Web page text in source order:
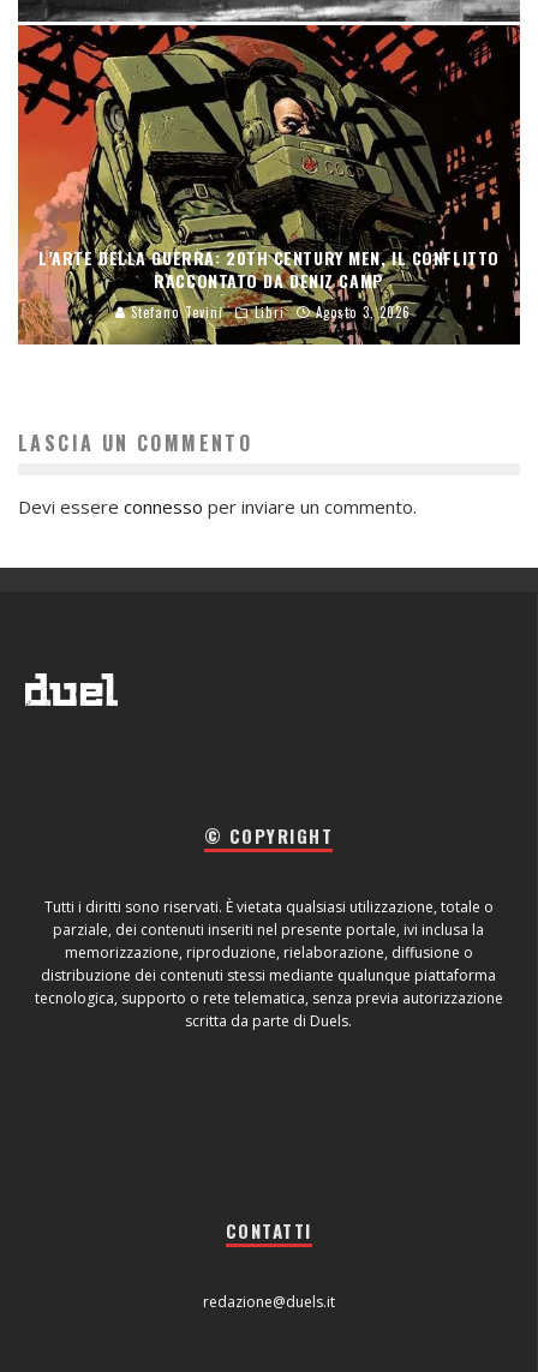
L’ARTE DELLA GUERRA: 20TH CENTURY MEN, IL CONFLITTO
RACCONTATO DA DENIZ CAMP
Stefano Tevini Libri Agosto 3, 2026
LASCIA UN COMMENTO
Devi essere connesso per inviare un commento.
© COPYRIGHT
Tutti i diritti sono riservati. È vietata qualsiasi utilizzazione, totale o
parziale, dei contenuti inseriti nel presente portale, ivi inclusa la
memorizzazione, riproduzione, rielaborazione, diffusione o
distribuzione dei contenuti stessi mediante qualunque piattaforma
tecnologica, supporto o rete telematica, senza previa autorizzazione
scritta da parte di Duels.
CONTATTI
redazione@duels.it